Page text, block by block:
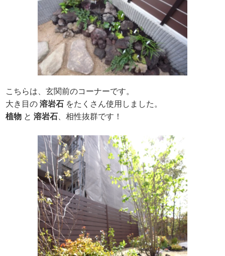
こちらは、玄関前のコーナーです。
大き目の溶岩石 をたくさん使用しました。
植物 と溶岩石、相性抜群です！